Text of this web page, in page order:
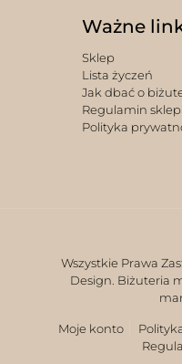
Ważne
Sklep
Lista życzeń
Jak dbać o
Regulamin
Polityka
Wszystkie Prawa
Design. Biżuteria
Moje konto